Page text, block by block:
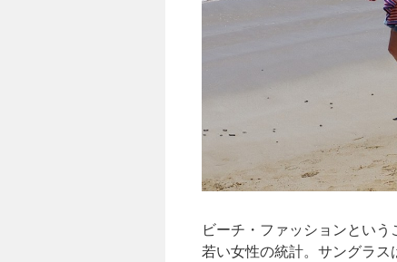
ビーチ・ファッションという
若い女性の統計。サングラ